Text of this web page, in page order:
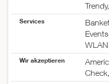
Services
WLAN
Wir akzeptieren